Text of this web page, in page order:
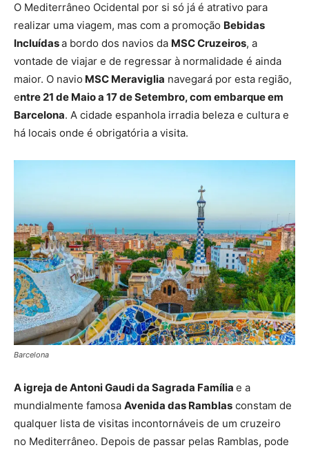
O Mediterrâneo Ocidental por si só já é atrativo para
realizar uma viagem, mas com a promoção Bebidas
Incluídasa bordo dos navios da MSC Cruzeiros, a
vontade de viajar e de regressar à normalidade é ainda
maior. O navio MSC Meraviglia navegará por esta região,
entre 21 de Maio a 17 de Setembro, com embarque em
Barcelona. A cidade espanhola irradia beleza e cultura e
há locais onde é obrigatória a visita.
Barcelona
A igreja de Antoni Gaudi da Sagrada Família e a
mundialmente famosa Avenida das Ramblas constam de
qualquer lista de visitas incontornáveis de um cruzeiro
no Mediterrâneo. Depois de passar pelas Ramblas, pode